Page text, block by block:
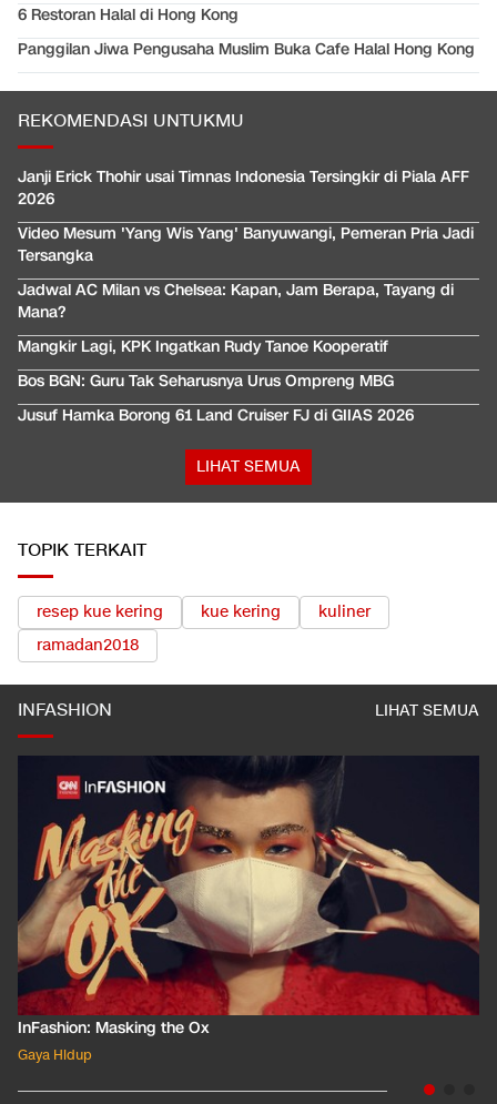
6 Restoran Halal di Hong Kong
Panggilan Jiwa Pengusaha Muslim Buka Cafe Halal Hong Kong
REKOMENDASI UNTUKMU
Janji Erick Thohir usai Timnas Indonesia Tersingkir di Piala AFF
2026
Video Mesum 'Yang Wis Yang' Banyuwangi, Pemeran Pria Jadi
Tersangka
Jadwal AC Milan vs Chelsea: Kapan, Jam Berapa, Tayang di
Mana?
Mangkir Lagi, KPK Ingatkan Rudy Tanoe Kooperatif
Bos BGN: Guru Tak Seharusnya Urus Ompreng MBG
Jusuf Hamka Borong 61 Land Cruiser FJ di GIIAS 2026
LIHAT SEMUA
TOPIK TERKAIT
resep kue kering kue kering
kuliner
ramadan2018
INFASHION LIHAT SEMUA
InFashion: Masking the Ox
Gaya Hidup